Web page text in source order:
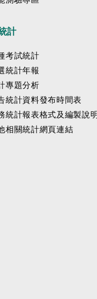
計
考試統計
統計年報
專題分析
統計資料發布時間表
統計報表格式及編製說
相關統計網頁連結